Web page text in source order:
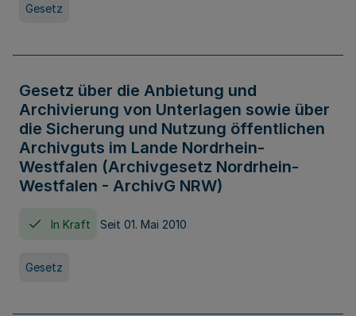
Gesetz
Gesetz über die Anbietung und
Archivierung von Unterlagen sowie über
die Sicherung und Nutzung öffentlichen
Archivguts im Lande Nordrhein-
Westfalen (Archivgesetz Nordrhein-
Westfalen - ArchivG NRW)
In Kraft Seit 01. Mai 2010
Gesetz